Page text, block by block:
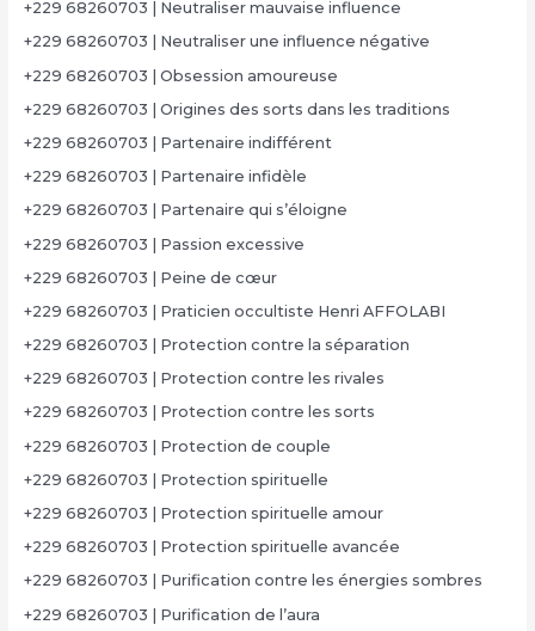
+229 68260703 | Neutraliser mauvaise influence
+229 68260703 | Neutraliser une influence négative
+229 68260703 | Obsession amoureuse
+229 68260703 | Origines des sorts dans les traditions
+229 68260703 | Partenaire indifférent
+229 68260703 | Partenaire infidèle
+229 68260703 | Partenaire qui s’éloigne
+229 68260703 | Passion excessive
+229 68260703 | Peine de cœur
+229 68260703 | Praticien occultiste Henri AFFOLABI
+229 68260703 | Protection contre la séparation
+229 68260703 | Protection contre les rivales
+229 68260703 | Protection contre les sorts
+229 68260703 | Protection de couple
+229 68260703 | Protection spirituelle
+229 68260703 | Protection spirituelle amour
+229 68260703 | Protection spirituelle avancée
+229 68260703 | Purification contre les énergies sombres
+229 68260703 | Purification de l’aura